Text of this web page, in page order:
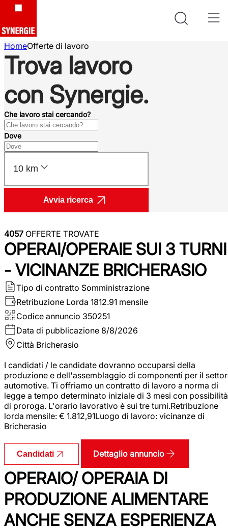
HomeOfferte di lavoro
Trova lavoro
con Synergie.
Che lavoro stai cercando?
Dove
10 km
Avvia ricerca
4057 OFFERTE TROVATE
OPERAI/OPERAIE SUI 3 TURNI
- VICINANZE BRICHERASIO
Tipo di contratto Somministrazione
Retribuzione Lorda 1812.91 mensile
Codice annuncio 350251
Data di pubblicazione 8/8/2026
Città Bricherasio
I candidati / le candidate dovranno occuparsi della
produzione e dell'assemblaggio di componenti per il
automotive. Ti offriamo un contratto di lavoro a norma di
legge a tempo determinato iniziale di 3 mesi con possibilità
di proroga. L'orario lavorativo è sui tre turni.Retribuzione
lorda mensile: € 1.812,91Luogo di lavoro: vicinanze di
Bricherasio
Candidati Dettaglio annuncio
OPERAIO/ OPERAIA DI
PRODUZIONE ALIMENTARE
ANCHE SENZA ESPERIENZA